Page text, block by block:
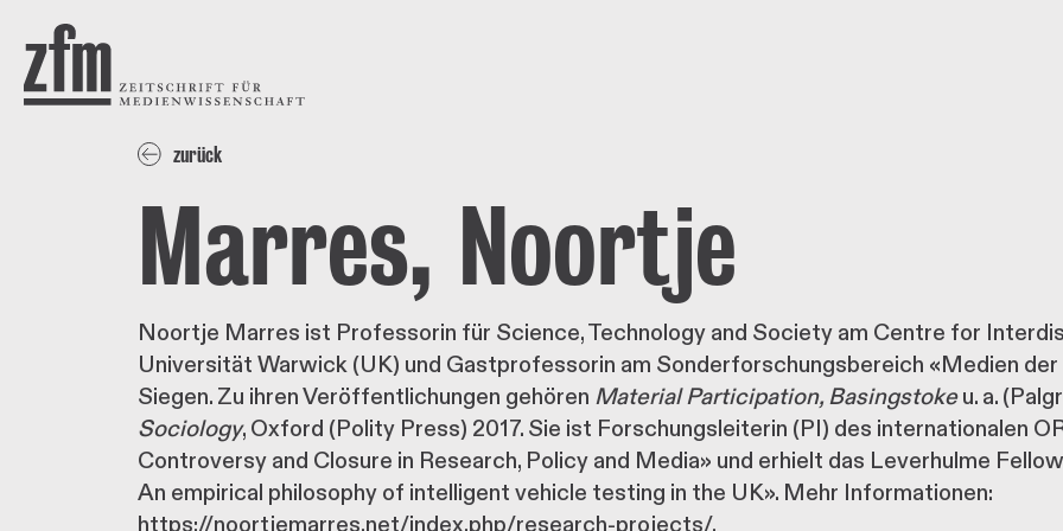
ZEITSCHRIFT FÜR
MEDIENWISSENSCHAFT
zurück
Marres, Noortje
Noortje Marres ist Professorin für Science, Technology and Society am Centre for
Universität Warwick (UK) und Gastprofessorin am Sonderforschungsbereich «Medien
Siegen. Zu ihren Veröffentlichungen gehören Material Participation, Basingstokeu. a.
Sociology, Oxford (Polity Press) 2017. Sie ist Forschungsleiterin (PI) des internationalen
Controversy and Closure in Research, Policy and Media» und erhielt das Leverhulme
An empirical philosophy of intelligent vehicle testing in the UK». Mehr Informationen:
https://noortjemarres.net/index.php/research-projects/.